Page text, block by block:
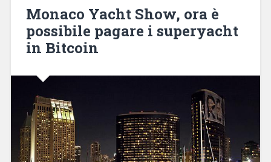
Monaco Yacht Show, ora è
possibile pagare i superyacht
in Bitcoin